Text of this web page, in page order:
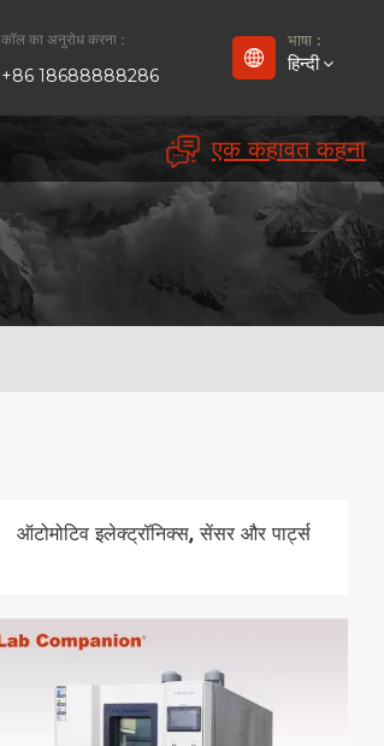
कॉल का अनुरोध करना :
+86 18688888286
भाषा :
हिन्दी
English
日本語
एक कहावत कहना
ऑटोमोटिव इलेक्ट्रॉनिक्स, सेंसर और पार्ट्स